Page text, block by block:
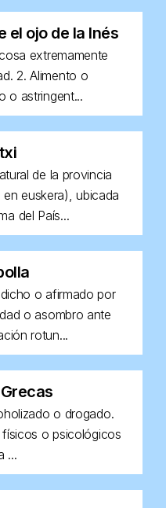
el ojo de la Inés
extremamente
2. Alimento o
o astringent...
de la provincia
euskera), ubicada
del País...
o afirmado por
o asombro ante
rotun...
o drogado.
o psicológicos
...